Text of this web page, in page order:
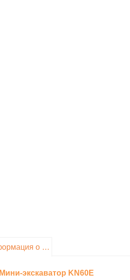
информация о продукте
Мини-экскаватор KN60E